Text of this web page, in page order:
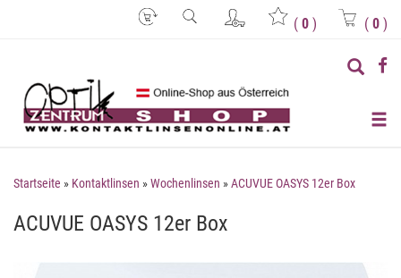
( 0 ) ( 0 )
Startseite » Kontaktlinsen »Wochenlinsen »ACUVUE OASYS 12er Box
ACUVUE OASYS 12er Box